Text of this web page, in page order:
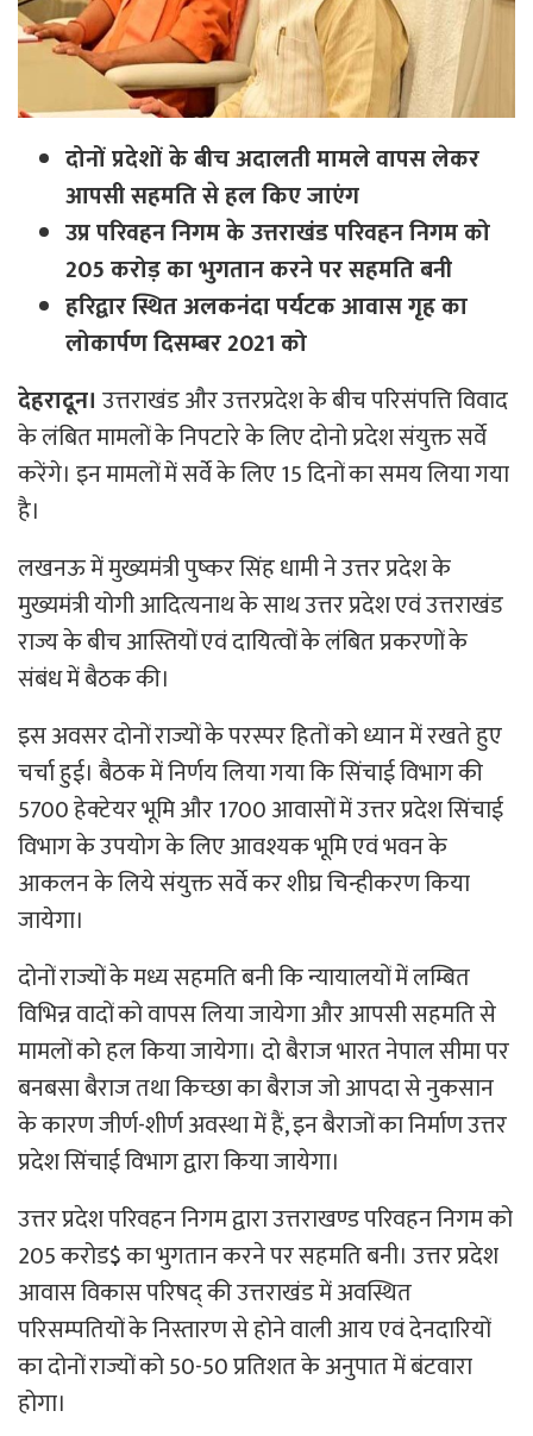
दोनों प्रदेशों के बीच अदालती मामले वापस लेकर
आपसी सहमति से हल किए जाएंग
उप्र परिवहन निगम के उत्तराखंड परिवहन निगम को
205 करोड़ का भुगतान करने पर सहमति बनी
हरिद्वार स्थित अलकनंदा पर्यटक आवास गृह का
लोकार्पण दिसम्बर 2021 को
देहरादून। उत्तराखंड और उत्तरप्रदेश के बीच परिसंपत्ति विवाद
के लंबित मामलों के निपटारे के लिए दोनो प्रदेश संयुक्त सर्वे
करेंगे। इन मामलों में सर्वे के लिए 15 दिनों का समय लिया गया
है।
लखनऊ में मुख्यमंत्री पुष्कर सिंह धामी ने उत्तर प्रदेश के
मुख्यमंत्री योगी आदित्यनाथ के साथ उत्तर प्रदेश एवं उत्तराखंड
राज्य के बीच आस्तियों एवं दायित्वों के लंबित प्रकरणों के
संबंध में बैठक की।
इस अवसर दोनों राज्यों के परस्पर हितों को ध्यान में रखते हुए
चर्चा हुई। बैठक में निर्णय लिया गया कि सिंचाई विभाग की
5700 हेक्टेयर भूमि और 1700 आवासों में उत्तर प्रदेश सिंचाई
विभाग के उपयोग के लिए आवश्यक भूमि एवं भवन के
आकलन के लिये संयुक्त सर्वे कर शीघ्र चिन्हीकरण किया
जायेगा।
दोनों राज्यों के मध्य सहमति बनी कि न्यायालयों में लम्बित
विभिन्न वादों को वापस लिया जायेगा और आपसी सहमति से
मामलों को हल किया जायेगा। दो बैराज भारत नेपाल सीमा पर
बनबसा बैराज तथा किच्छा का बैराज जो आपदा से नुकसान
के कारण जीर्ण-शीर्ण अवस्था में हैं, इन बैराजों का निर्माण उत्तर
प्रदेश सिंचाई विभाग द्वारा किया जायेगा।
उत्तर प्रदेश परिवहन निगम द्वारा उत्तराखण्ड परिवहन निगम को
205 करोड$ का भुगतान करने पर सहमति बनी। उत्तर प्रदेश
आवास विकास परिषद् की उत्तराखंड में अवस्थित
परिसम्पतियों के निस्तारण से होने वाली आय एवं देनदारियों
का दोनों राज्यों को 50-50 प्रतिशत के अनुपात में बंटवारा
होगा।